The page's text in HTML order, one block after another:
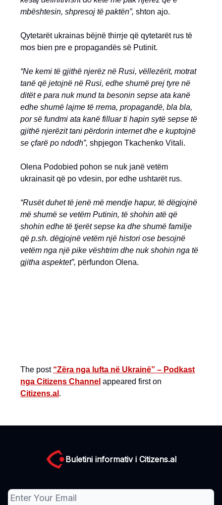
mbështesin, shpresoj të paktën”, shton ajo.
Qytetarët ukrainas bëjnë thirrje që qytetarët rus të
mos bien pre e propagandës së Putinit.
“Ne kemi të gjithë njerëz në Rusi, vëllezërit, motrat
tanë që jetojnë në Rusi, edhe shumë prej tyre në
ditët e para nuk mund ta besonin sepse ata kanë
edhe shumë lajme të rrema, propagandë, bla bla,
por së fundmi ata kanë filluar ti hapin sytë sepse të
gjithë njerëzit tani përdorin internet dhe e kuptojnë
se çfarë po ndodh”, shpjegon Tkachenko Vitali.
Olena Podobied pohon se nuk janë vetëm
ukrainasit që po vdesin, por edhe ushtarët rus.
“Rusët duhet të jenë më mendje hapur, të dëgjojnë
më shumë se vetëm Putinin, të shohin atë që
shohin edhe të tjerët sepse ka dhe shumë familje
që p.sh. dëgjojnë vetëm një histori ose besojnë
vetëm nga një pike vështrim dhe nuk shohin nga të
gjitha aspektet”, përfundon Olena.
The post “Zëra nga lufta në Ukrainë” – Podkast
nga Citizens Channel appeared first on
Citizens.al .
Buletini informativ i Citizens.al